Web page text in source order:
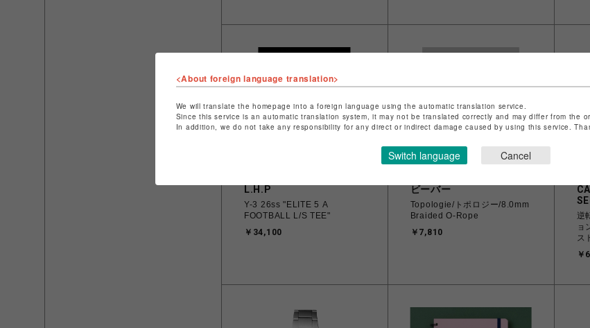
L.H.P
Y-3 26ss "ELITE 5 A
FOOTBALL L/S TEE"
￥34,100
ビーバー
Topologie/トポロジー/8.0mm
Braided O-Rope
￥7,810
逆
ョ
ス
￥
<About foreign language translation>
We will translate the homepage into a foreign language using the automatic translation service.
Since this service is an automatic translation system, it may not be translated correctly and may differ from the
In addition, we do not take any responsibility for any direct or indirect damage caused by using this service.
Switch language Cancel